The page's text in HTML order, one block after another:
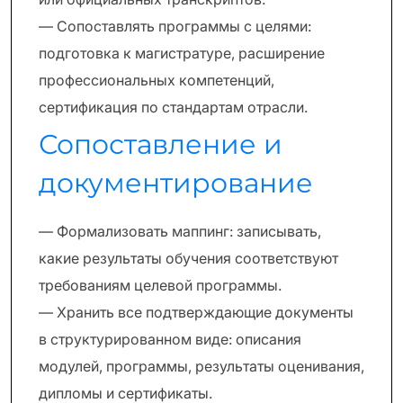
— Сопоставлять программы с целями:
подготовка к магистратуре, расширение
профессиональных компетенций,
сертификация по стандартам отрасли.
Сопоставление и
документирование
— Формализовать маппинг: записывать,
какие результаты обучения соответствуют
требованиям целевой программы.
— Хранить все подтверждающие документы
в структурированном виде: описания
модулей, программы, результаты оценивания,
дипломы и сертификаты.